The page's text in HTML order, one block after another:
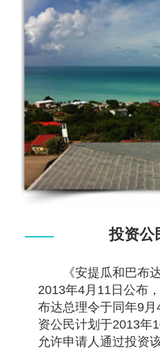
投资公
《安提瓜和巴布达
2013年4月11日公布
布达总理令于同年9
资公民计划于2013年
允许申请人通过投资